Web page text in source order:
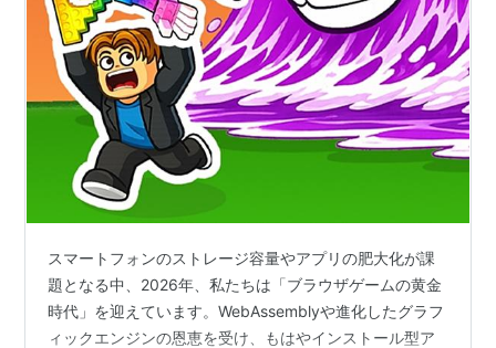
スマートフォンのストレージ容量やアプリの肥大化が課
題となる中、2026年、私たちは「ブラウザゲームの黄金
時代」を迎えています。WebAssemblyや進化したグラフ
ィックエンジンの恩恵を受け、もはやインストール型ア